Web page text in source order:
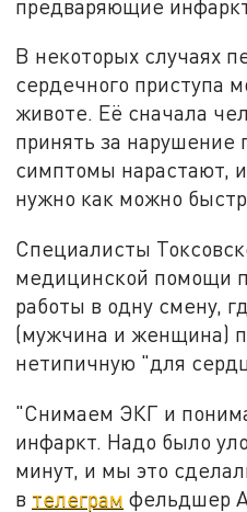
предваряющие
В некоторых случаях
сердечного приступа
животе. Её сначала
принять за
симптомы нарастают,
нужно как можно
Специалисты
медицинской помощи
работы в одну смену,
(мужчина и женщина)
нетипичную "для
"Снимаем ЭКГ и
инфаркт. Надо было
минут, и мы это
в телеграм фельдшер